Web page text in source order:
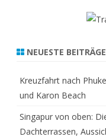
NEUESTE BEITRÄGE
Kreuzfahrt nach
und Karon Beach
Singapur von oben:
Dachterrassen,